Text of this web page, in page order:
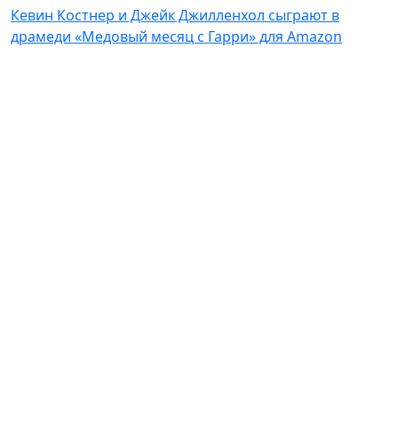
Кевин Костнер и Джейк Джилленхол сыграют в
драмеди «Медовый месяц с Гарри» для Amazon